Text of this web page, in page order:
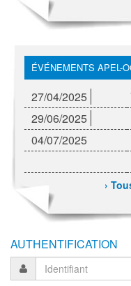
ÉVÉNEMENTS APEL-
27/04/2025
29/06/2025
04/07/2025
›
AUTHENTIFICATION